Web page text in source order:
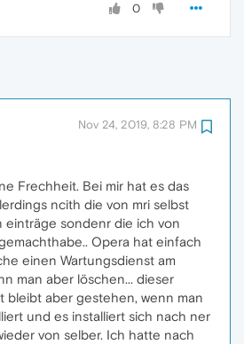
0
Nov 24, 2019, 8:28 PM
Frechheit. Bei mir hat es das
ncith die von mri selbst
einträge sondenr die ich von
Opera hat einfach
einen Wartungsdienst am
man aber löschen... dieser
bleibt aber gestehen, wenn man
und es installiert sich nach ner
von selber. Ich hatte nach